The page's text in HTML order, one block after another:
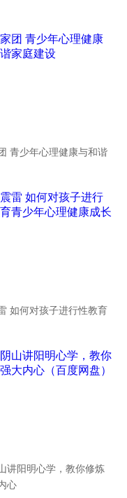
青少年心理健康与和谐
如何对孩子进行性教育
讲阳明心学，教你修炼
心